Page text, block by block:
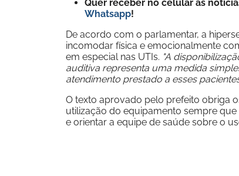
Quer receber no celular as
Whatsapp!
De acordo com o parlamentar, a
incomodar física e emocionalmente
em especial nas UTIs. "A
auditiva representa uma medida
atendimento prestado a esses
O texto aprovado pelo prefeito obriga
utilização do equipamento sempre
e orientar a equipe de saúde sobre o